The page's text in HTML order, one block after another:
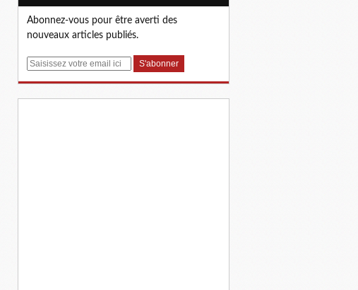
Abonnez-vous pour être averti des
nouveaux articles publiés.
E